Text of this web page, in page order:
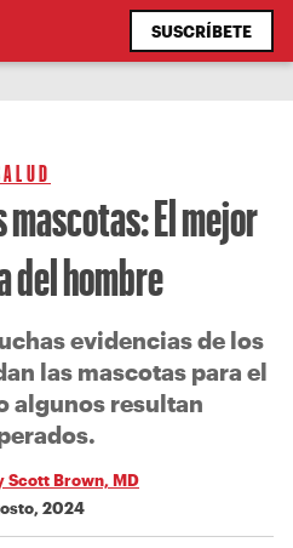
SUSCRÍBETE
El mejor
del hombre
evidencias de los
las mascotas para el
algunos resultan
Scott Brown, MD
2024